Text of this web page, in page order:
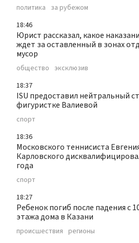
политика за рубежом
18:46
Юрист рассказал, какое
ждет за оставленный в зонах
мусор
общество эксклюзив
18:37
ISU предоставил нейтральный
фигуристке Валиевой
спорт
18:36
Московского теннисиста
Карловского
года
спорт
18:27
Ребенок погиб после падения с
этажа дома в Казани
происшествия регионы